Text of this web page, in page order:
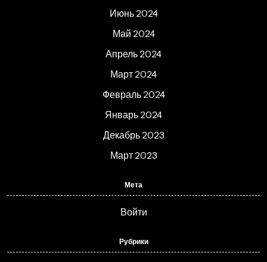
Июнь 2024
Май 2024
Апрель 2024
Март 2024
Февраль 2024
Январь 2024
Декабрь 2023
Март 2023
Мета
Войти
Рубрики